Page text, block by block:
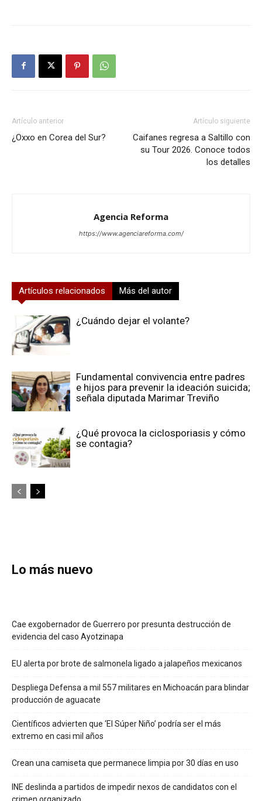
Artículo anterior
¿Oxxo en Corea del Sur?
Artículo siguiente
Caifanes regresa a Saltillo con
su Tour 2026. Conoce todos
los detalles
Agencia Reforma
https://www.agenciareforma.com/
Artículos relacionados Más del autor
¿Cuándo dejar el volante?
Fundamental convivencia entre padres
e hijos para prevenir la ideación suicida;
señala diputada Marimar Treviño
¿Qué provoca la ciclosporiasis y cómo
se contagia?
Lo más nuevo
Cae exgobernador de Guerrero por presunta destrucción de
evidencia del caso Ayotzinapa
EU alerta por brote de salmonela ligado a jalapeños mexicanos
Despliega Defensa a mil 557 militares en Michoacán para blindar
producción de aguacate
Científicos advierten que ‘El Súper Niño’ podría ser el más
extremo en casi mil años
Crean una camiseta que permanece limpia por 30 días en uso
INE deslinda a partidos de impedir nexos de candidatos con el
crimen organizado